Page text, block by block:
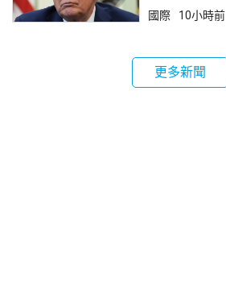
國際 10小時前
更多新聞